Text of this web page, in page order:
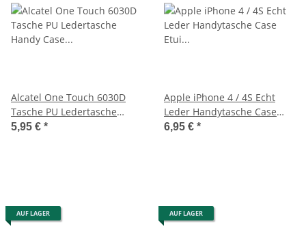
Alcatel One Touch 6030D
Tasche PU Ledertasche
Handy Case Schwarz
5,95 € *
Apple iPhone 4 / 4S Echt
Leder Handytasche Case
Etui Hülle Pink
6,95 € *
AUF LAGER AUF LAGER